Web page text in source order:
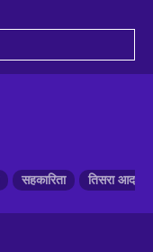
सहकारिता तिसरा आदमी